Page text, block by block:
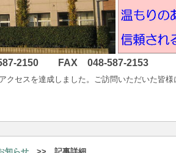
2150 FAX 048-587-2153
クセスを達成しました。ご訪問いただいた